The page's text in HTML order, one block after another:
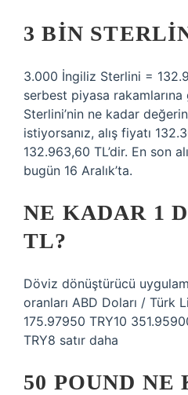
3 BIN
3.000 İngiliz Sterlini =
serbest piyasa
Sterlini’nin ne kadar
istiyorsanız, alış fiyatı
132.963,60 TL’dir. En son
bugün 16 Aralık’ta.
NE KADAR 1
TL?
Döviz dönüştürücü
oranları ABD Doları / Türk
175.97950 TRY10
TRY8 satır daha
50 POUND NE